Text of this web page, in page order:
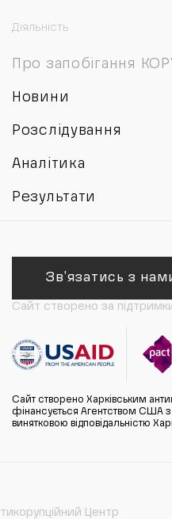
Діяльність
Про запобігання
Новини
Розслідування
Аналітика
Результати
Зв'язатись з
Сайт створено за
Сайт створено Харківським
фінансується Агентством США з
винятковою відповідальністю
Центр